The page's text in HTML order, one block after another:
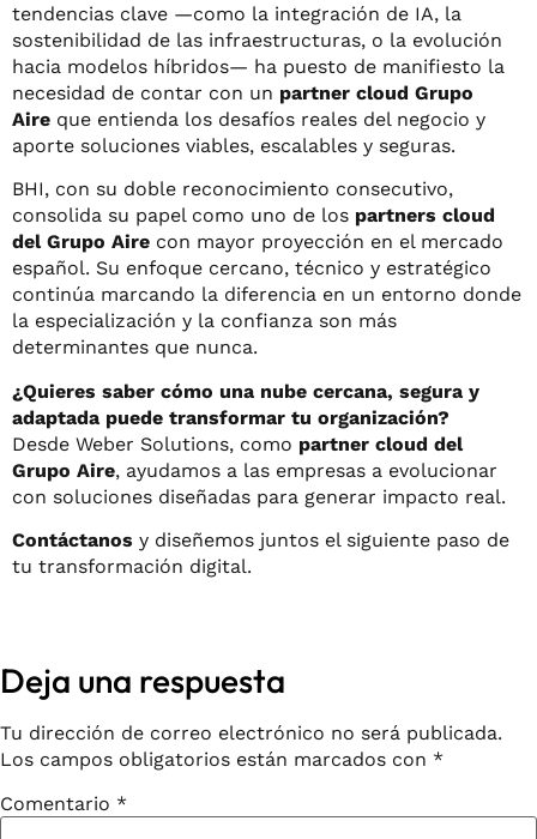
tendencias clave —como la integración de IA, la
sostenibilidad de las infraestructuras, o la evolución
hacia modelos híbridos— ha puesto de manifiesto la
necesidad de contar con un partner cloud Grupo
Aire que entienda los desafíos reales del negocio y
aporte soluciones viables, escalables y seguras.
BHI, con su doble reconocimiento consecutivo,
consolida su papel como uno de los partners cloud
del Grupo Aire con mayor proyección en el mercado
español. Su enfoque cercano, técnico y estratégico
continúa marcando la diferencia en un entorno donde
la especialización y la confianza son más
determinantes que nunca.
¿Quieres saber cómo una nube cercana, segura y
adaptada puede transformar tu organización?
Desde Weber Solutions, como partner cloud del
Grupo Aire, ayudamos a las empresas a evolucionar
con soluciones diseñadas para generar impacto real.
Contáctanos y diseñemos juntos el siguiente paso de
tu transformación digital.
Deja una respuesta
Tu dirección de correo electrónico no será publicada.
Los campos obligatorios están marcados con *
Comentario *